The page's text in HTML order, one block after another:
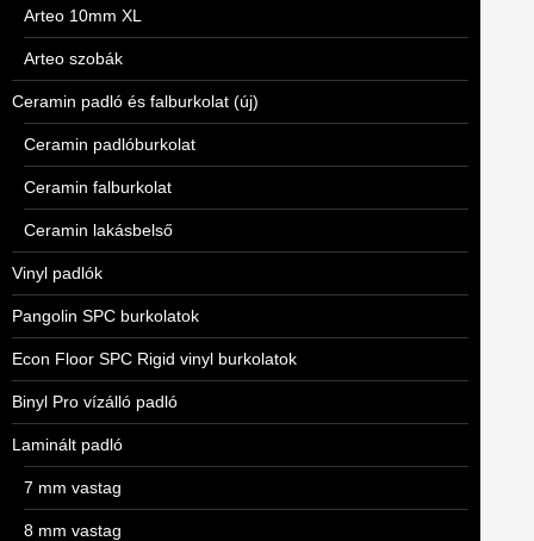
Arteo 10mm XL
Arteo szobák
Ceramin padló és falburkolat (új)
Ceramin padlóburkolat
Ceramin falburkolat
Ceramin lakásbelső
Vinyl padlók
Pangolin SPC burkolatok
Econ Floor SPC Rigid vinyl burkolatok
Binyl Pro vízálló padló
Laminált padló
7 mm vastag
8 mm vastag